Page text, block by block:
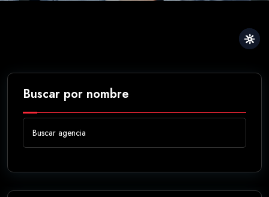
Buscar por nombre